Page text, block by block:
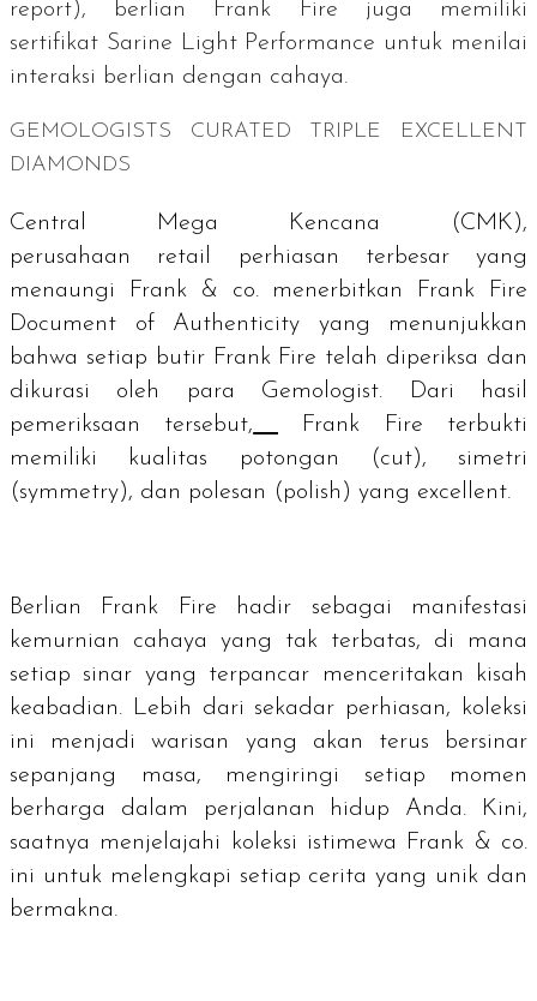
report), berlian Frank Fire juga memiliki
sertifikat Sarine Light Performance untuk menilai
interaksi berlian dengan cahaya.
GEMOLOGISTS CURATED TRIPLE EXCELLENT
DIAMONDS
Central Mega Kencana (CMK),
perusahaan retail
perhiasan terbesar yang
menaungi Frank & co. menerbitkan
Frank Fire
Document of Authenticity yang menunjukkan
bahwa setiap butir Frank Fire telah diperiksa dan
dikurasi oleh para Gemologist.
Dari hasil
pemeriksaan tersebut,
Frank Fire terbukti
memiliki kualitas potongan (cut), simetri
(symmetry), dan polesan ( polish ) yang excellent.
Berlian Frank Fire hadir sebagai manifestasi
kemurnian cahaya yang tak terbatas, di mana
setiap sinar yang terpancar menceritakan kisah
keabadian. Lebih dari sekadar perhiasan, koleksi
ini menjadi warisan yang akan terus bersinar
sepanjang masa, mengiringi setiap momen
berharga dalam perjalanan hidup Anda. Kini,
saatnya menjelajahi koleksi istimewa Frank & co.
ini untuk melengkapi setiap cerita yang unik dan
bermakna.